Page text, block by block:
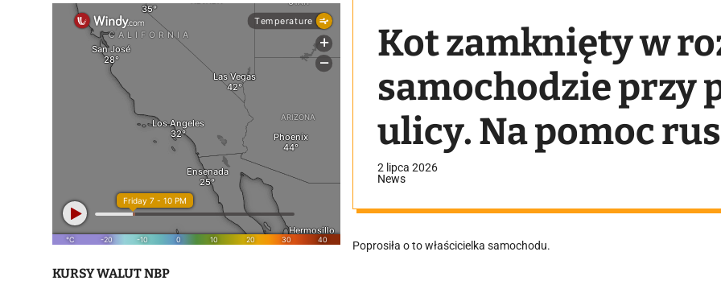
Kot zamknięty w
samochodzie przy
ulicy. Na pomoc
miejskie
2 lipca 2026
News
Poprosiła o to właścicielka samochodu.
KURSY WALUT NBP